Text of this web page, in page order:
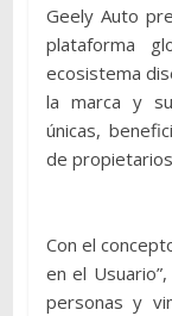
Geely Auto
plataforma
ecosistema
la marca y
únicas,
de
Con el
en el
personas y